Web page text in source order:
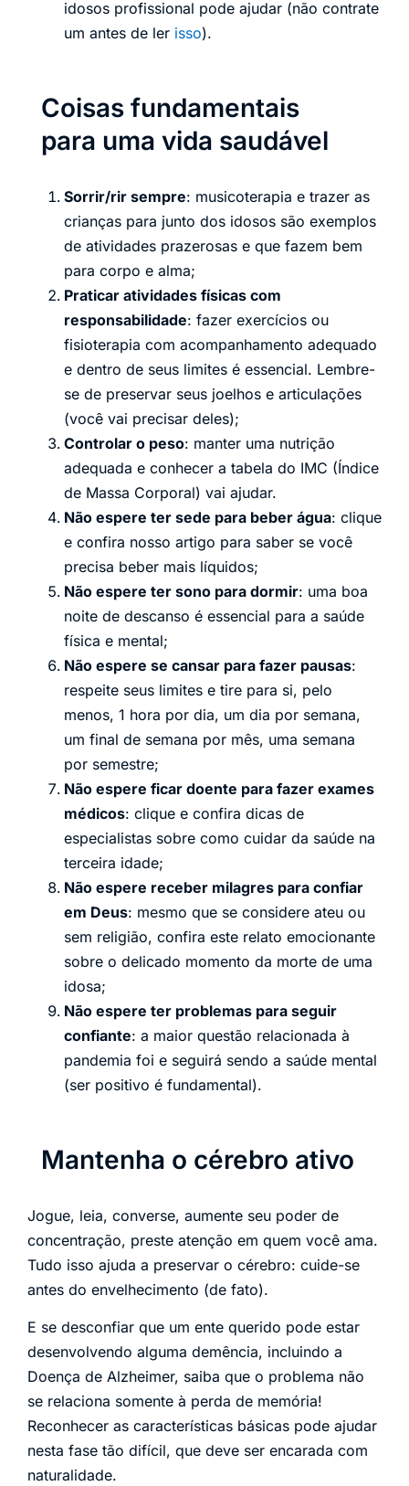
idosos profissional pode ajudar (não contrate
um antes de ler isso).
Coisas fundamentais
para uma vida saudável
Sorrir/rir sempre: musicoterapia e trazer as
crianças para junto dos idosos são exemplos
de atividades prazerosas e que fazem bem
para corpo e alma;
Praticar atividades físicas com
responsabilidade: fazer exercícios ou
fisioterapia com acompanhamento adequado
e dentro de seus limites é essencial. Lembre-
se de preservar seus joelhos e articulações
(você vai precisar deles);
Controlar o peso: manter uma nutrição
adequada e conhecer a tabela do IMC (Índice
de Massa Corporal) vai ajudar.
Não espere ter sede para beber água: clique
e confira nosso artigo para saber se você
precisa beber mais líquidos;
Não espere ter sono para dormir: uma boa
noite de descanso é essencial para a saúde
física e mental;
Não espere se cansar para fazer pausas:
respeite seus limites e tire para si, pelo
menos, 1 hora por dia, um dia por semana,
um final de semana por mês, uma semana
por semestre;
Não espere ficar doente para fazer exames
médicos: clique e confira dicas de
especialistas sobre como cuidar da saúde na
terceira idade;
Não espere receber milagres para confiar
em Deus: mesmo que se considere ateu ou
sem religião, confira este relato emocionante
sobre o delicado momento da morte de uma
idosa;
Não espere ter problemas para seguir
confiante: a maior questão relacionada à
pandemia foi e seguirá sendo a saúde mental
(ser positivo é fundamental).
Mantenha o cérebro ativo
Jogue, leia, converse, aumente seu poder de
concentração, preste atenção em quem você ama.
Tudo isso ajuda a preservar o cérebro: cuide-se
antes do envelhecimento (de fato).
E se desconfiar que um ente querido pode estar
desenvolvendo alguma demência, incluindo a
Doença de Alzheimer, saiba que o problema não
se relaciona somente à perda de memória!
Reconhecer as características básicas pode ajudar
nesta fase tão difícil, que deve ser encarada com
naturalidade.